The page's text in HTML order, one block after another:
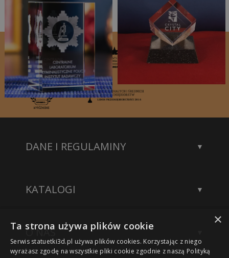
DANE I REGULAMINY
Polityka prywatności
KATALOGI
Katalog akcesoriów
Katalog modeli 3D
O NAS
Wykonane projekty
×
Ta strona używa plików cookie
Serwis statuetki3d.pl używa plików cookies. Korzystając z niego
wyrażasz zgodę na wszystkie pliki cookie zgodnie z naszą Polityką